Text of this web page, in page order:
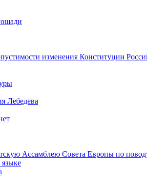
изменения Конституции
Лебедева
Ассамблею Совета Европы по